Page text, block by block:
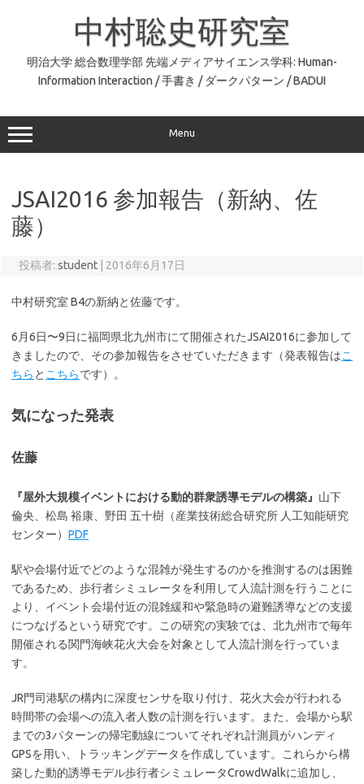
中村聡史研究室
明治大学 総合数理学部 先端メディアサイエンス学科: Human-
Information Interaction / 手書き / ダークパターン / BADUI
Menu
JSAI2016 参加報告（新納、佐
藤）
投稿者: student 2016年6月17日
中村研究室 B4の新納と佐藤です。
6月6日〜9日に福岡県北九州市にて開催されたJSAI2016に参加して
きましたので、その参加報告をさせていただきます（発表報告はこ
ちら と こちらです）。
気になった発表
佐藤
『屋外大規模イベントにおける動的群衆誘導モデルの構築』 山下
倫央、松島 裕康、野田 五十樹（産業技術総合研究所 人工知能研究
センター） PDF
駅や会場付近でどのような混雑が発生するのかを推測するのは困難
であるため、歩行者シミュレータを利用して人流計測を行うことに
より、イベント会場付近の混雑緩和や緊急時の避難誘導などの支援
につなげるという研究です。この研究の実験では、北九州市で毎年
開催される関門海峡花火大会を対象として人流計測を行っていま
す。
JR門司港駅の構内に深度センサを取り付け、花火大会が行われる
時間帯の会場への流入者人数の計測を行います。また、会場から駅
までの3パターンの帰宅動線についてそれぞれ計測員がハンディ
GPSを用い、トラッキングデータを作成しています。これらから構
築した動的誘導モデル歩行者シミュレータCrowdWalkに追加し、